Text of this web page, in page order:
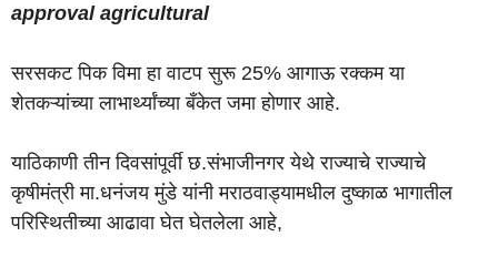
approval agricultural
सरसकट पिक विमा हा वाटप सुरू 25% आगाऊ रक्कम या
शेतकऱ्यांच्या लाभार्थ्यांच्या बँकेत जमा होणार आहे.
याठिकाणी तीन दिवसांपूर्वी छ.संभाजीनगर येथे राज्याचे राज्याचे
कृषीमंत्री मा.धनंजय मुंडे यांनी मराठवाड्यामधील दुष्काळ भागातील
परिस्थितीच्या आढावा घेत घेतलेला आहे,